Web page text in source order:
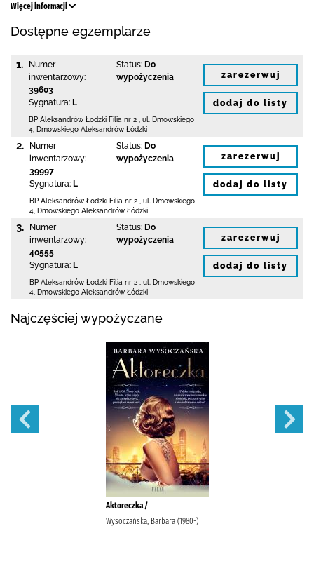
Więcej informacji
Dostępne egzemplarze
1.
Numer
inwentarzowy:
39603
Sygnatura: L
Status: Do
wypożyczenia
BP Aleksandrów Łodzki Filia nr 2
ul. Dmowskiego
4 Dmowskiego Aleksandrów Łódzki
zarezerwuj
dodaj do listy
2.
Numer
inwentarzowy:
39997
Sygnatura: L
Status: Do
wypożyczenia
BP Aleksandrów Łodzki Filia nr 2
ul. Dmowskiego
4 Dmowskiego Aleksandrów Łódzki
zarezerwuj
dodaj do listy
3.
Numer
inwentarzowy:
40555
Sygnatura: L
Status: Do
wypożyczenia
BP Aleksandrów Łodzki Filia nr 2
ul. Dmowskiego
4 Dmowskiego Aleksandrów Łódzki
zarezerwuj
dodaj do listy
Najczęściej wypożyczane
Aktoreczka /
Wysoczańska, Barbara (1980-)